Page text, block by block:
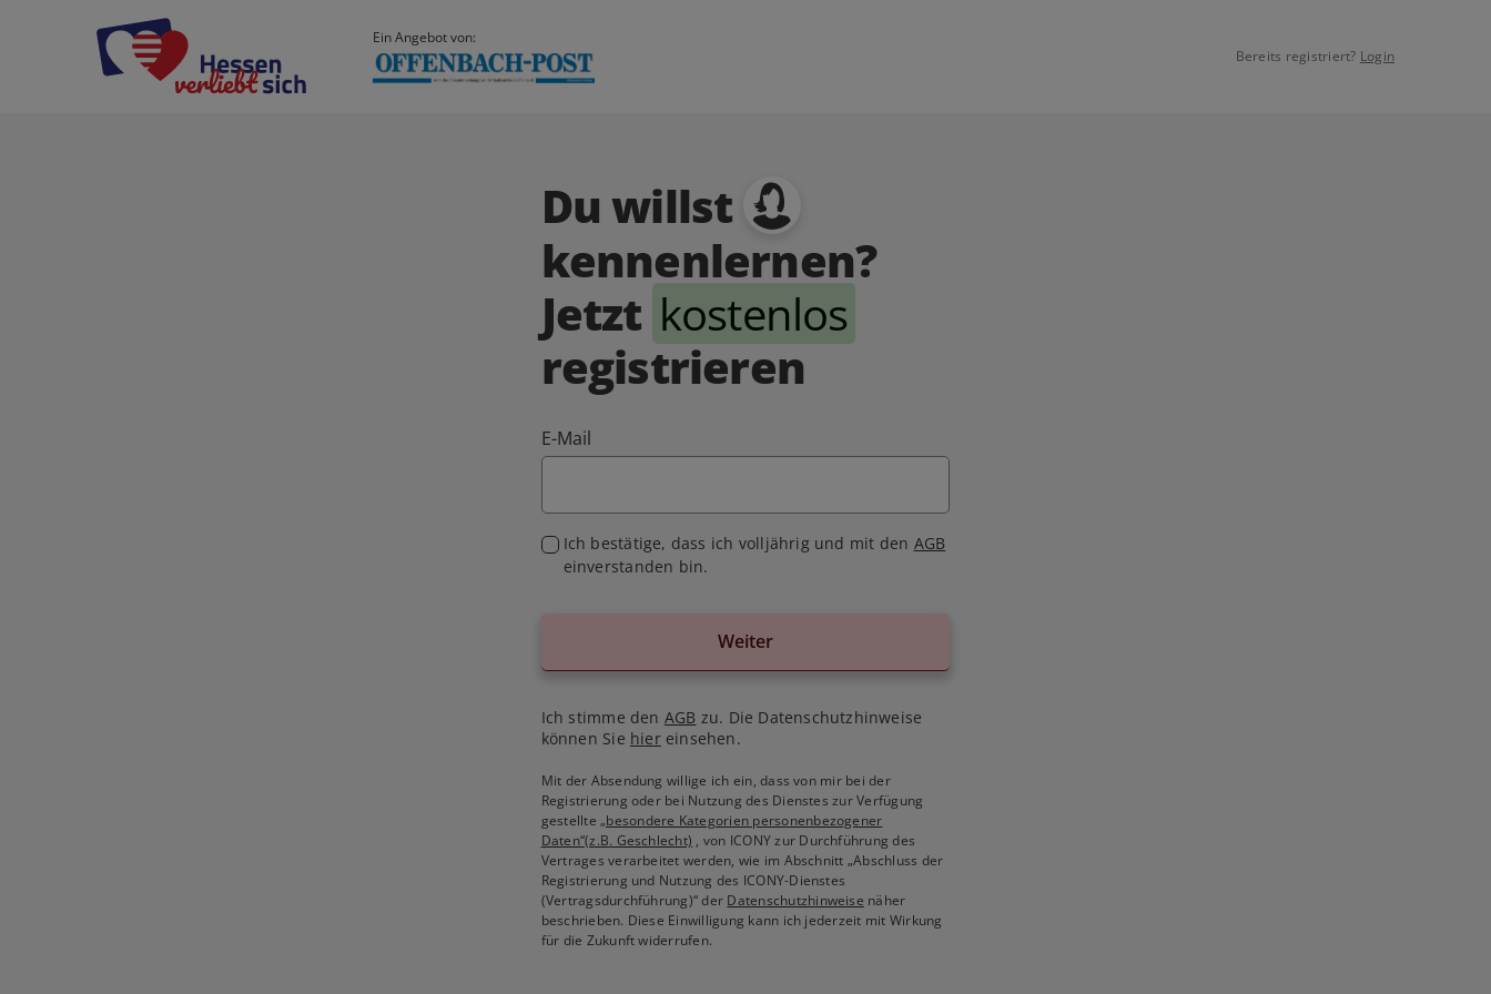
Ein Angebot von:
Bereits registriert? Login
Du willst
kennenlernen?
Jetzt kostenlos
registrieren
E-Mail
Ich bestätige, dass ich volljährig und mit den AGB
einverstanden bin.
Weiter
Ich stimme den AGB zu. Die Datenschutzhinweise
können Sie hiereinsehen.
Mit der Absendung willige ich ein, dass von mir bei der
Registrierung oder bei Nutzung des Dienstes zur Verfügung
gestellte„besondere Kategorien personenbezogener
Daten“(z.B. Geschlecht) , von ICONY zur Durchführung des
Vertrages verarbeitet werden, wie im Abschnitt „Abschluss der
Registrierung und Nutzung des ICONY-Dienstes
(Vertragsdurchführung)“ der Datenschutzhinweise näher
beschrieben. Diese Einwilligung kann ich jederzeit mit Wirkung
für die Zukunft widerrufen.